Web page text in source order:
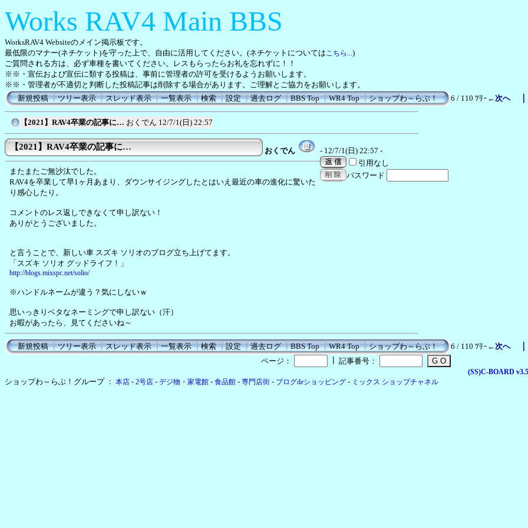
Works RAV4 Main BBS
WorksRAV4 Websiteのメイン掲示板です。
最低限のマナー(ネチケット)を守った上で、自由に活用してください。(ネチケットについてはこちら...)
ご質問される方は、必ず車種を書いてください。レスもらったらお礼を忘れずに！！
※※・宣伝および宣伝に類する投稿は、事前に管理者の許可を受けるようお願いします。
※※・管理者が不適切と判断した投稿記事は削除する場合があります。ご理解とご協力をお願いします。
新規投稿┃ツリー表示┃スレッド表示┃一覧表示┃検索┃設定┃過去ログ┃BBS Top┃WR4 Top┃ショップわ～らぶ！ 6 / 110 ﾂﾘｰ ←次へ
【2021】RAV4卒業の記事に… おくでん 12/7/1(日) 22:57
【2021】RAV4卒業の記事に… おくでん
- 12/7/1(日) 22:57 -
引用なし
パスワード
またまたご無沙汰でした。
RAV4を卒業して早1ヶ月あまり、ダウンサイジングしたとはいえ最近の車の進化に驚いた
り感心したり。
コメントのレス返しできなくて申し訳ない！
ありがとうございました。
と言うことで、新しい車 スズキ ソリオのブログ立ち上げてます。
「スズキ ソリオ グッドライフ！」
http://blogs.mixspc.net/solio/
※ハンドルネームが違う？気にしないｗ
思いっきりベタなネーミングで申し訳ない（汗）
お暇があったら、見てくださいね～
新規投稿┃ツリー表示┃スレッド表示┃一覧表示┃検索┃設定┃過去ログ┃BBS Top┃WR4 Top┃ショップわ～らぶ！ 6 / 110 ﾂﾘｰ ←次へ
ページ：
記事番号：
(SS)C-BOARD
ショップわ～らぶ！グループ ： 本店 - 2号店 - デジ物・家電館 - 食品館 - 専門店街 - ブログdeショッピング - ミックス ショップチャネル